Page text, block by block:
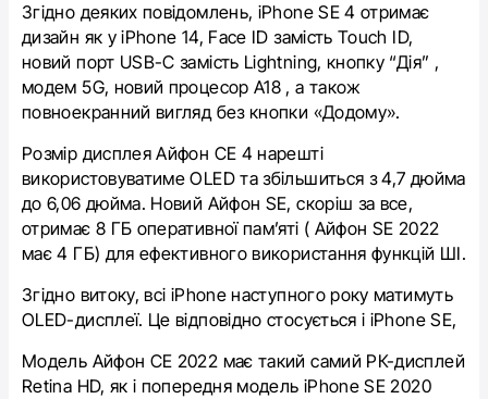
Згідно деяких повідомлень, ‌iPhone SE‌ 4 отримає
дизайн як у iPhone 14, Face ID замість Touch ID,
новий порт USB-C замість Lightning, кнопку “Дія” ,
модем 5G, новий процесор A18 , а також
повноекранний вигляд без кнопки «Додому».
Розмір дисплея Айфон СЕ 4 нарешті
використовуватиме OLED та збільшиться з 4,7 дюйма
до 6,06 дюйма. Новий Айфон SE, скоріш за все,
отримає 8 ГБ оперативної пам’яті ( Айфон SE 2022
має 4 ГБ) для ефективного використання функцій ШІ.
Згідно витоку, всі iPhone наступного року матимуть
OLED-дисплеї. Це відповідно стосується і iPhone SE,
Модель Айфон СЕ 2022 має такий самий РК-дисплей
Retina HD, як і попередня модель iPhone SE 2020